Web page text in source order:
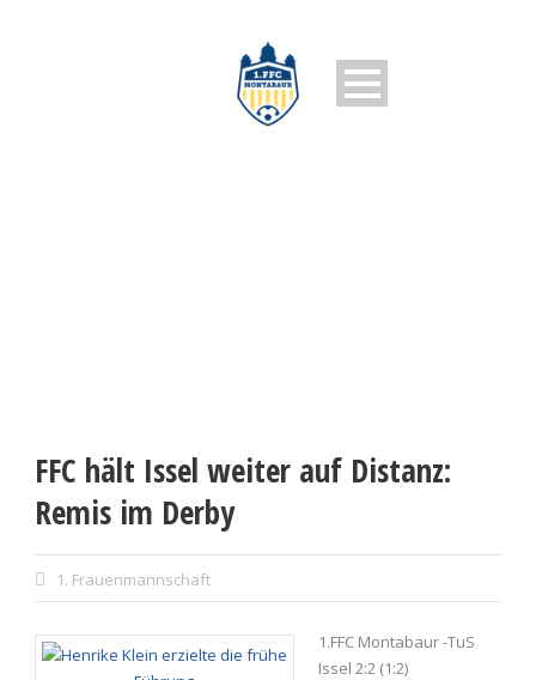
FFC hält Issel weiter auf Distanz:
Remis im Derby
1. Frauenmannschaft
1.FFC Montabaur -TuS
Issel 2:2 (1:2)